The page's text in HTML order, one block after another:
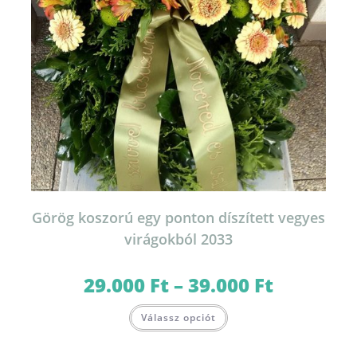
Görög koszorú egy ponton díszített vegyes
virágokból 2033
29.000 Ft–39.000 Ft29.000 Ft
Válassz opciót a